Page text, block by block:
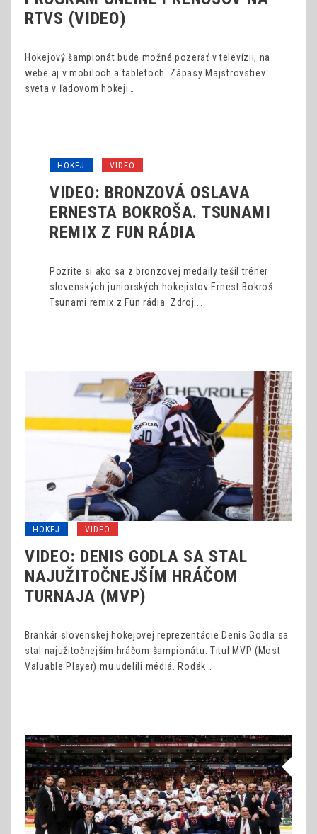
RTVS (VIDEO)
Hokejový šampionát bude možné pozerať v televízii, na
webe aj v mobiloch a tabletoch. Zápasy Majstrovstiev
sveta v ľadovom hokeji…
HOKEJ VIDEO
VIDEO: BRONZOVÁ OSLAVA
ERNESTA BOKROŠA. TSUNAMI
REMIX Z FUN RÁDIA
Pozrite si ako sa z bronzovej medaily tešil tréner
slovenských juniorských hokejistov Ernest Bokroš.
Tsunami remix z Fun rádia. Zdroj:…
HOKEJ VIDEO
VIDEO: DENIS GODLA SA STAL
NAJUŽITOČNEJŠÍM HRÁČOM
TURNAJA (MVP)
Brankár slovenskej hokejovej reprezentácie Denis Godla sa
stal najužitočnejším hráčom šampionátu. Titul MVP (Most
Valuable Player) mu udelili médiá. Rodák…